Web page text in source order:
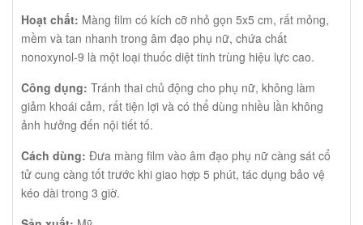
Hoạt chất: Màng film có kích cỡ nhỏ gọn 5x5 cm, rất mỏng,
mềm và tan nhanh trong âm đạo phụ nữ, chứa chất
nonoxynol-9 là một loại thuốc diệt tinh trùng hiệu lực cao.
Công dụng: Tránh thai chủ động cho phụ nữ, không làm
giảm khoái cảm, rất tiện lợi và có thể dùng nhiều lần không
ảnh hưởng đến nội tiết tố.
Cách dùng: Đưa màng film vào âm đạo phụ nữ càng sát cổ
tử cung càng tốt trước khi giao hợp 5 phút, tác dụng bảo vệ
kéo dài trong 3 giờ.